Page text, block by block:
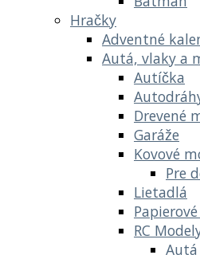
Hračky
Adventné
Autá, vlaky a
Autíčka
Drevené
Garáže
Kovové
Pre
Lietadlá
RC
Autá